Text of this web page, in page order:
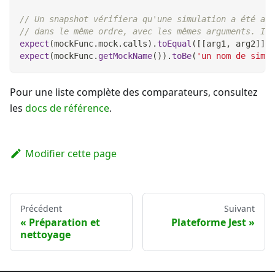
// Un snapshot vérifiera qu'une simulation a été
// dans le même ordre, avec les mêmes arguments.
expect (mockFunc.mock. calls) . toEqual ( [ [arg1 , arg2] ]
expect (mockFunc. getMockName( ) ) . toBe( 'un nom de
Pour une liste complète des comparateurs, consultez
les docs de référence.
Modifier cette page
Précédent
Préparation et
nettoyage
Suivant
Plateforme Jest